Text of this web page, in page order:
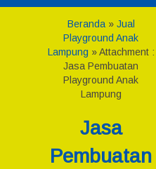
Beranda» Jual
Playground Anak
Lampung » Attachment :
Jasa Pembuatan
Playground Anak
Lampung
Jasa
Pembuatan